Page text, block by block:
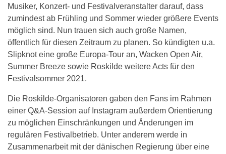
Musiker, Konzert- und Festivalveranstalter darauf, dass
zumindest ab Frühling und Sommer wieder größere Events
möglich sind. Nun trauen sich auch große Namen,
öffentlich für diesen Zeitraum zu planen. So kündigten u.a.
Slipknot eine große Europa-Tour an, Wacken Open Air,
Summer Breeze sowie Roskilde weitere Acts für den
Festivalsommer 2021.
Die Roskilde-Organisatoren gaben den Fans im Rahmen
einer Q&A-Session auf Instagram außerdem Orientierung
zu möglichen Einschränkungen und Änderungen im
regulären Festivalbetrieb. Unter anderem werde in
Zusammenarbeit mit der dänischen Regierung über eine